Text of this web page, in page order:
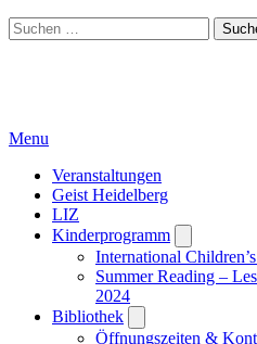
Suchen
nach:
Menu
Veranstaltungen
Geist Heidelberg
LIZ
Kinderprogramm
submenu
International
Summer Reading –
2024
Bibliothek
submenu
Öffnungszeiten &